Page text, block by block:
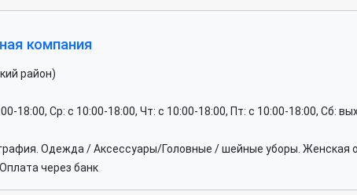
компания
район)
18:00, Ср: c 10:00-18:00, Чт: c 10:00-18:00, Пт: c 10:00-18:00, Сб:
Одежда / Аксессуары/Головные / шейные уборы.
через банк